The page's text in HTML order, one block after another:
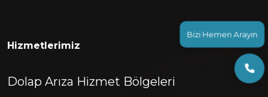
Bizi Hemen Arayın
Hizmetlerimiz
Dolap Arıza Hizmet Bölgeleri